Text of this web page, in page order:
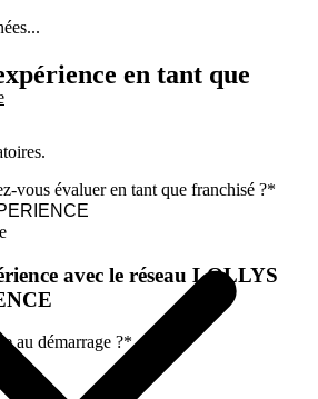
en tant que
vous évaluer en tant que franchisé ?*
avec le réseau LOLLYS
au démarrage ?*